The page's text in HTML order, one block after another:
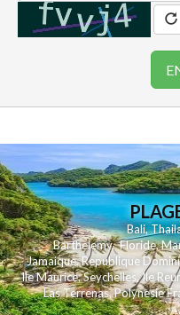
Bali,
Barthelemy,Floride,
Jamaique,Republique
Ile Maurice,Seychelles,Ile
Las Terrenas,Polynesie